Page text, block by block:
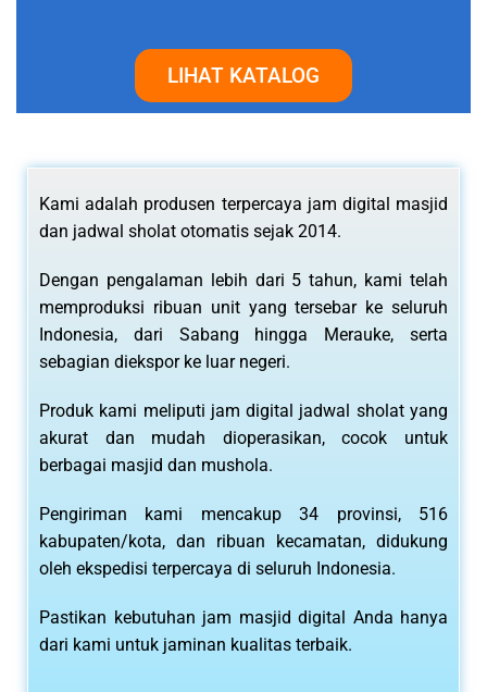
LIHAT KATALOG
Kami adalah produsen terpercaya jam digital masjid
dan jadwal sholat otomatis sejak 2014.
Dengan pengalaman lebih dari 5 tahun, kami telah
memproduksi ribuan unit yang tersebar ke seluruh
Indonesia, dari Sabang hingga Merauke, serta
sebagian diekspor ke luar negeri.
Produk kami meliputi jam digital jadwal sholat yang
akurat dan mudah dioperasikan, cocok untuk
berbagai masjid dan mushola.
Pengiriman kami mencakup 34 provinsi, 516
kabupaten/kota, dan ribuan kecamatan, didukung
oleh ekspedisi terpercaya di seluruh Indonesia.
Pastikan kebutuhan jam masjid digital Anda hanya
dari kami untuk jaminan kualitas terbaik.